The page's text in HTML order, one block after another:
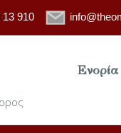
13 910
Ενορία